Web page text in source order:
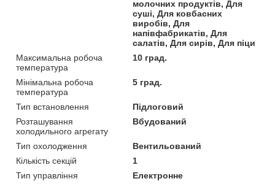
молочних продуктів, Для
суші, Для ковбасних
виробів, Для
напівфабрикатів, Для
салатів, Для сирів, Для піци
Максимальна робоча
температура
10 град.
Мінімальна робоча
температура
5 град.
Тип встановлення
Підлоговий
Розташування
холодильного агрегату
Вбудований
Тип охолодження
Вентильований
Кількість секцій
1
Тип управління
Електронне